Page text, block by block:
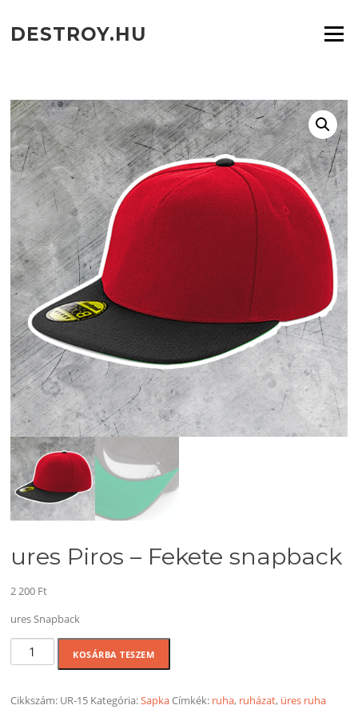
tartalomra
DESTROY.HU Menü
ures Piros – Fekete snapback
2 200 Ft
ures Snapback
ures
Piros
Fekete
KOSÁRBA TESZEM
Cikkszám: UR-15 Kategória:SapkaCímkék: ruha, ruházat, üres ruha